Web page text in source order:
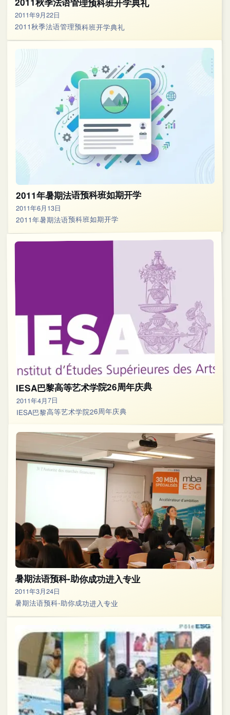
2011年9月22日
2011秋季法语管理预科班开学典礼
2011年暑期法语预科班如期开学
2011年6月13日
2011年暑期法语预科班如期开学
IESA巴黎高等艺术学院26周年庆典
2011年4月7日
IESA巴黎高等艺术学院26周年庆典
暑期法语预科-助你成功进入专业
2011年3月24日
暑期法语预科-助你成功进入专业